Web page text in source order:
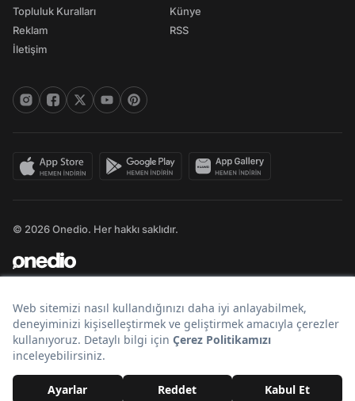
Topluluk Kuralları
Reklam
İletişim
Künye
RSS
© 2026 Onedio. Her hakkı saklıdır.
Bir markasıdır.